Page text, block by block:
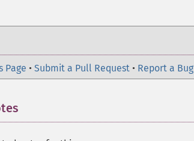
Page • Submit a Pull Request • Report a Bug